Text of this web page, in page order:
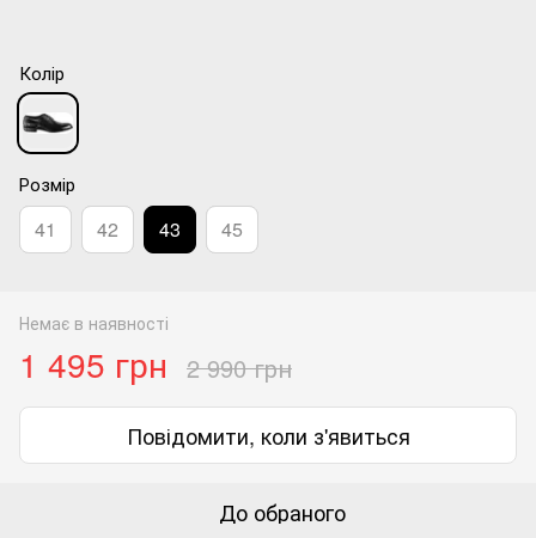
Колір
Розмір
41 42 43 45
Немає в наявності
1 495 грн 2 990 грн
Повідомити, коли з'явиться
До обраного